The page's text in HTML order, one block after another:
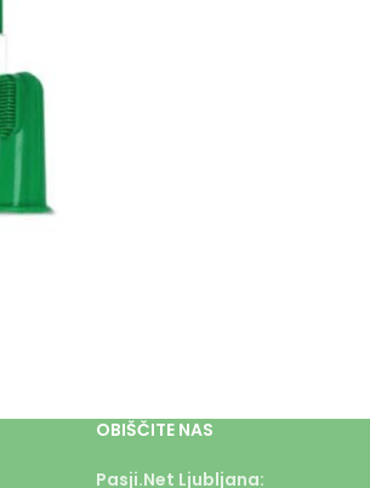
OBIŠČITE NAS
Pasji.Net Ljubljana: